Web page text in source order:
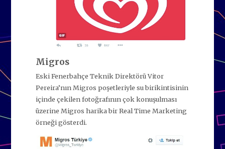
Migros
Eski Fenerbahçe Teknik Direktörü Vitor
Pereira’nın Migros poşetleriyle su birikintisinin
içinde çekilen fotoğrafının çok konuşulması
üzerine Migros harika bir Real Time Marketing
örneği gösterdi.